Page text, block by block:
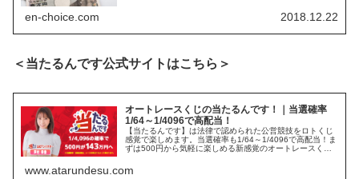
en-choice.com 2018.12.22
＜当たるんです公式サイトはこちら＞
オートレースくじの当たるんです！｜当選確率
1/64～1/4096で高配当！
【当たるんです】は法律で認められた公営競技をロトくじ
感覚で楽しめます。当選確率も1/64～1/4096で高配当！ま
ずは500円から気軽に楽しめる新感覚のオートレースくじ
www.atarundesu.com